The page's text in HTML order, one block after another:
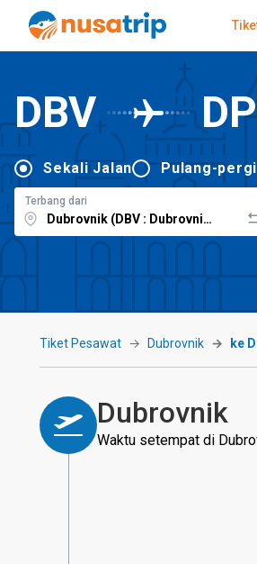
DBV
Sekali Jalan Pulang-pergi
Terbang dari
Tiket Pesawat Dubrovnik ke
Dubrovnik
Waktu setempat di